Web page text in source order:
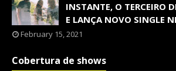
INSTANTE, O TERCEIRO
E LANÇA NOVO SINGLE
February 15, 2021
Cobertura de shows